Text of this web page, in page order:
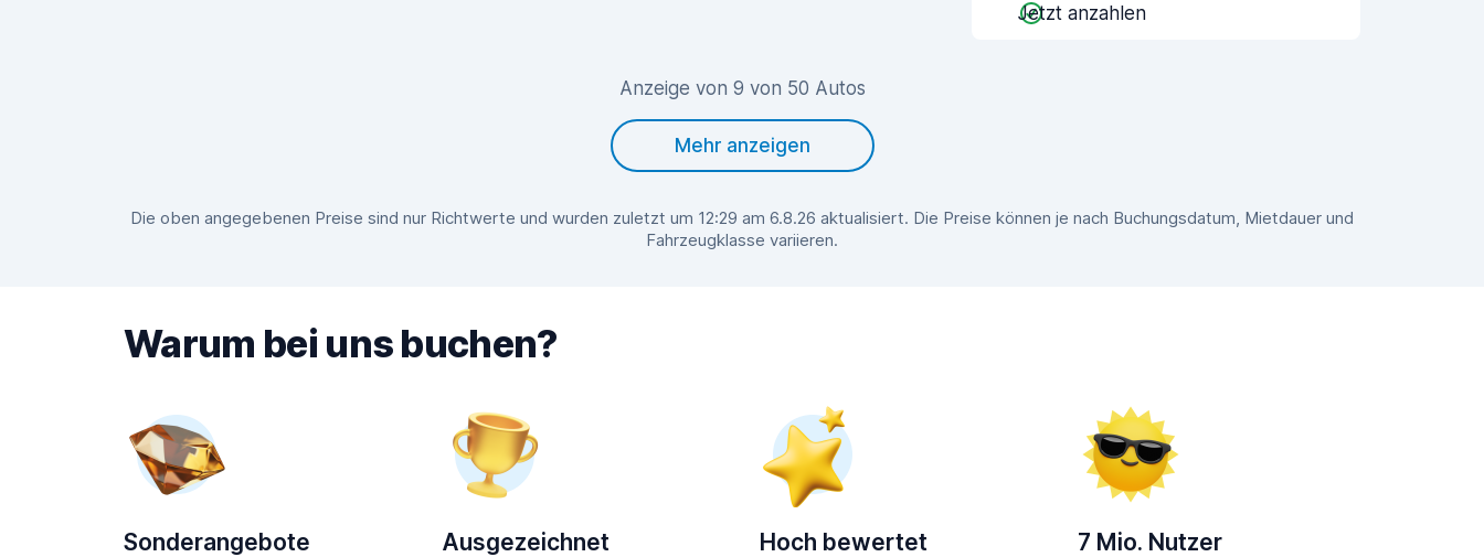
Jetzt anzahlen
Anzeige von 9 von 50 Autos
Mehr anzeigen
Die oben angegebenen Preise sind nur Richtwerte und wurden zuletzt um 12:29 am 6.8.26 aktualisiert. Die Preise können je nach Buchungsdatum, Mietdauer und
Fahrzeugklasse variieren.
Warum bei uns buchen?
Sonderangebote Ausgezeichnet Hoch bewertet 7 Mio. Nutzer